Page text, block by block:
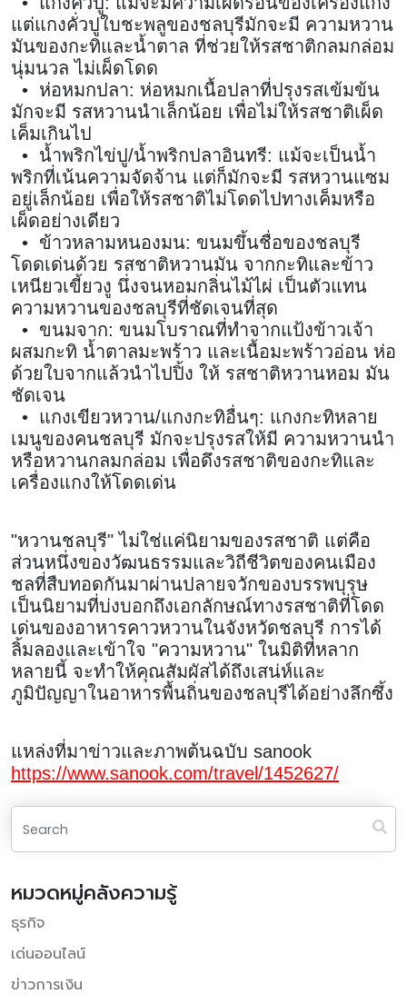
แต่แกงคั่วปูใบชะพลูของชลบุรีมักจะมี ความหวาน
มันของกะทิและน้ำตาล ที่ช่วยให้รสชาติกลมกล่อม
นุ่มนวล ไม่เผ็ดโดด
• ห่อหมกปลา: ห่อหมกเนื้อปลาที่ปรุงรสเข้มข้น
มักจะมี รสหวานนำเล็กน้อย เพื่อไม่ให้รสชาติเผ็ด
เค็มเกินไป
• น้ำพริกไข่ปู/น้ำพริกปลาอินทรี: แม้จะเป็นน้ำ
พริกที่เน้นความจัดจ้าน แต่ก็มักจะมี รสหวานแซม
อยู่เล็กน้อย เพื่อให้รสชาติไม่โดดไปทางเค็มหรือ
เผ็ดอย่างเดียว
• ข้าวหลามหนองมน: ขนมขึ้นชื่อของชลบุรี
โดดเด่นด้วย รสชาติหวานมัน จากกะทิและข้าว
เหนียวเขี้ยวงู นึ่งจนหอมกลิ่นไม้ไผ่ เป็นตัวแทน
ความหวานของชลบุรีที่ชัดเจนที่สุด
• ขนมจาก: ขนมโบราณที่ทำจากแป้งข้าวเจ้า
ผสมกะทิ น้ำตาลมะพร้าว และเนื้อมะพร้าวอ่อน ห่อ
ด้วยใบจากแล้วนำไปปิ้ง ให้ รสชาติหวานหอม มัน
ชัดเจน
• แกงเขียวหวาน/แกงกะทิอื่นๆ: แกงกะทิหลาย
เมนูของคนชลบุรี มักจะปรุงรสให้มี ความหวานนำ
หรือหวานกลมกล่อม เพื่อดึงรสชาติของกะทิและ
เครื่องแกงให้โดดเด่น
"หวานชลบุรี" ไม่ใช่แค่นิยามของรสชาติ แต่คือ
ส่วนหนึ่งของวัฒนธรรมและวิถีชีวิตของคนเมือง
ชลที่สืบทอดกันมาผ่านปลายจวักของบรรพบุรุษ
เป็นนิยามที่บ่งบอกถึงเอกลักษณ์ทางรสชาติที่โดด
เด่นของอาหารคาวหวานในจังหวัดชลบุรี การได้
ลิ้มลองและเข้าใจ "ความหวาน" ในมิติที่หลาก
หลายนี้ จะทำให้คุณสัมผัสได้ถึงเสน่ห์และ
ภูมิปัญญาในอาหารพื้นถิ่นของชลบุรีได้อย่างลึกซึ้ง
แหล่งที่มาข่าวและภาพต้นฉบับ sanook
https://www.sanook.com/travel/1452627/
หมวดหมู่คลังความรู้
ธุรกิจ
เด่นออนไลน์
ข่าวการเงิน